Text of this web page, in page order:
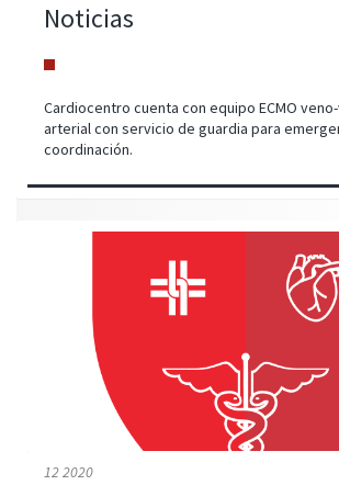
Noticias
Cardiocentro cuenta con equipo ECMO
arterial con servicio de guardia para
coordinación.
12 2020